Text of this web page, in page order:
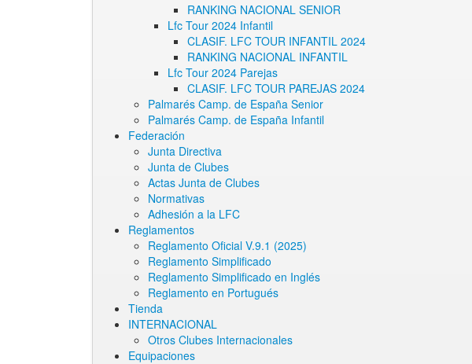
RANKING NACIONAL SENIOR
Lfc Tour 2024 Infantil
CLASIF. LFC TOUR INFANTIL 2024
RANKING NACIONAL INFANTIL
Lfc Tour 2024 Parejas
CLASIF. LFC TOUR PAREJAS 2024
Palmarés Camp. de España Senior
Palmarés Camp. de España Infantil
Federación
Junta Directiva
Junta de Clubes
Actas Junta de Clubes
Normativas
Adhesión a la LFC
Reglamentos
Reglamento Oficial V.9.1 (2025)
Reglamento Simplificado
Reglamento Simplificado en Inglés
Reglamento en Portugués
Tienda
INTERNACIONAL
Otros Clubes Internacionales
Equipaciones